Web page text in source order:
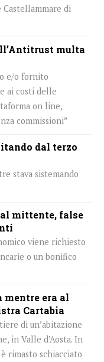
di
multa
e/o fornito
ai costi delle
on line,
commissioni”
dal terzo
stava sistemando
al mittente, false
viene richiesto
o un bonifico
mentre era al
Cartabia
di un’abitazione
in Valle d’Aosta. In
rimasto schiacciato